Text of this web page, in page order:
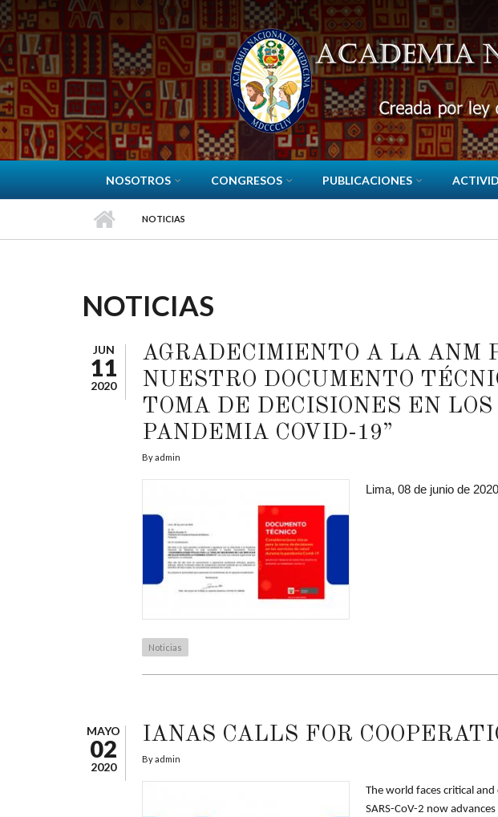
Pasar al contenido principal
NOSOTROS CONGRESOS PUBLICACIONES
NOTICIAS
NOTICIAS
JUN
11
2020
AGRADECIMIENTO A LA ANM
NUESTRO DOCUMENTO
TOMA DE DECISIONES EN
PANDEMIA COVID-19”
Byadmin
Lima, 08 de junio de 2020
Noticias
MAYO
02
2020
IANAS CALLS FOR
Byadmin
The world faces critical
SARS-CoV-2 now